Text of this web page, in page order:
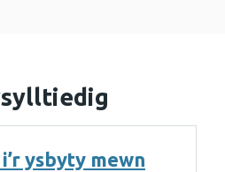
ysbyty mewn